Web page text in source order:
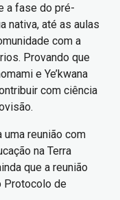
a fase do pré-
nativa, até as aulas
com a
Provando que
e Ye’kwana
com ciência
reunião com
na Terra
que a reunião
Protocolo de